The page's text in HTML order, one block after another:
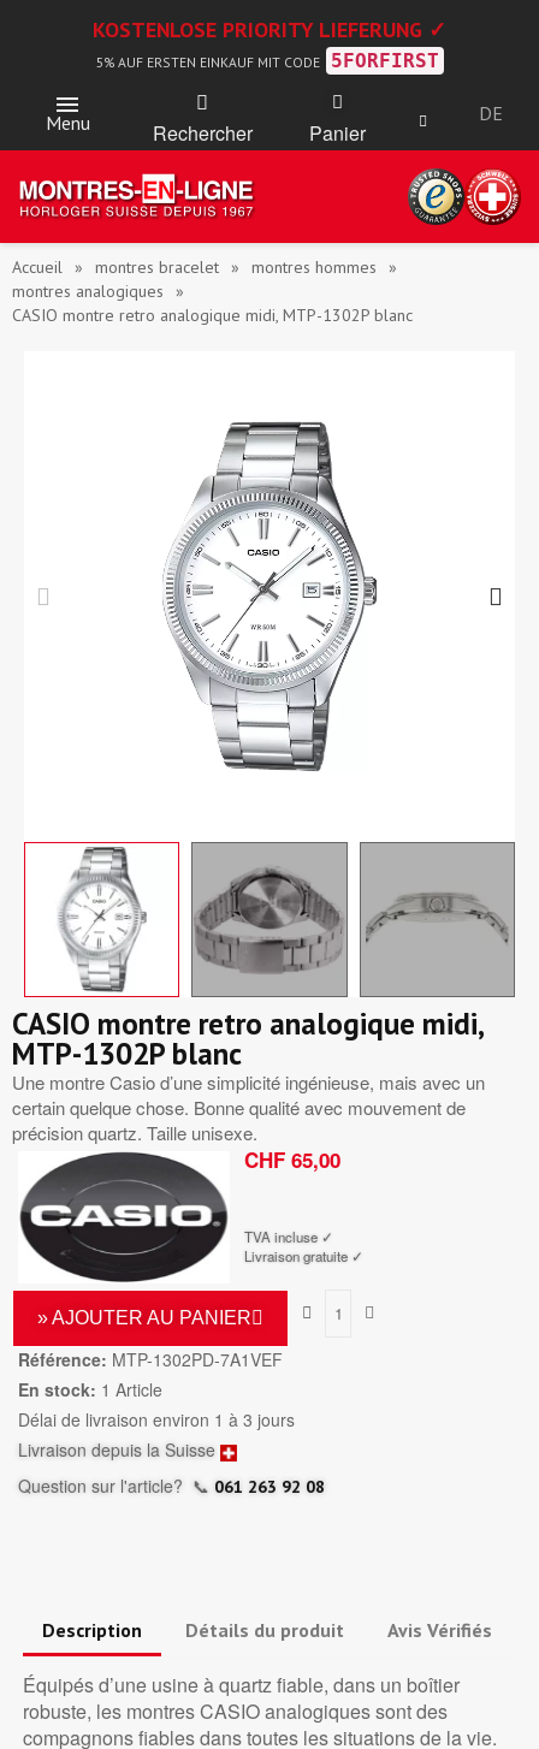
KOSTENLOSE PRIORITY LIEFERUNG ✓
5% AUF ERSTEN EINKAUF MIT CODE 5FORFIRST
Menu Rechercher Panier
DE
Accueil montres bracelet
montres hommes
montres analogiques
CASIO montre retro analogique midi, MTP-1302P blanc
CASIO montre retro analogique midi,
MTP-1302P blanc
Une montre Casio d’une simplicité ingénieuse, mais avec un
certain quelque chose. Bonne qualité avec mouvement de
précision quartz. Taille unisexe.
CHF 65,00
TVA incluse ✓
Livraison gratuite ✓
» AJOUTER AU PANIER
Référence: MTP-1302PD-7A1VEF
En stock: 1 Article
Délai de livraison environ 1 à 3 jours
Livraison depuis la Suisse
Question sur l'article? 📞 061 263 92 08
Description Détails du produit Avis Vérifiés
Équipés d’une usine à quartz fiable, dans un boîtier
robuste, les montres CASIO analogiques sont des
compagnons fiables dans toutes les situations de la vie.